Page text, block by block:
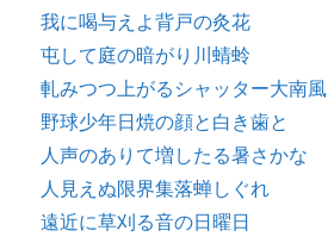
我に喝与えよ背戸の灸花
屯して庭の暗がり川蜻蛉
軋みつつ上がるシャッター大南風
野球少年日焼の顔と白き歯と
人声のありて増したる暑さかな
人見えぬ限界集落蝉しぐれ
遠近に草刈る音の日曜日